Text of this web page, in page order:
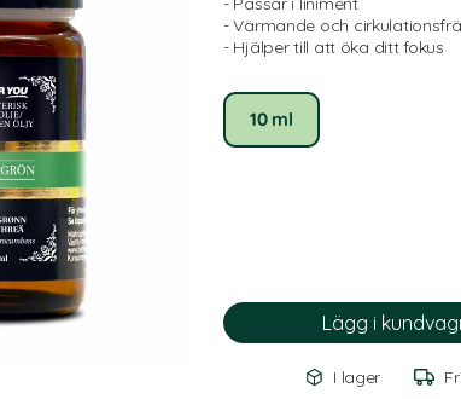
- Värmande och
- Hjälper till att öka ditt fokus
10 ml
I lager